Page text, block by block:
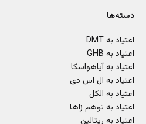
دسته‌ها
اعتیاد به DMT
اعتیاد به GHB
اعتیاد به آیاهواسکا
اعتیاد به ال اس دی
اعتیاد به الکل
اعتیاد به توهم زاها
اعتیاد به ریتالین